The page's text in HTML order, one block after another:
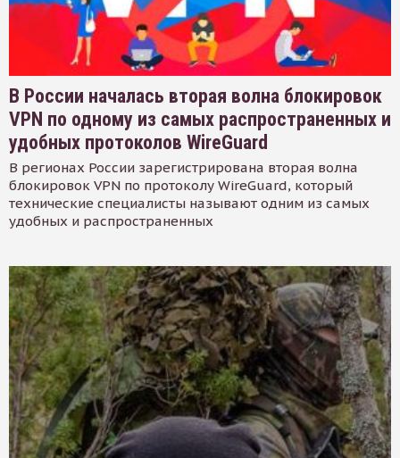
В России началась вторая волна блокировок
VPN по одному из самых распространенных и
удобных протоколов WireGuard
В регионах России зарегистрирована вторая волна
блокировок VPN по протоколу WireGuard, который
технические специалисты называют одним из самых
удобных и распространенных